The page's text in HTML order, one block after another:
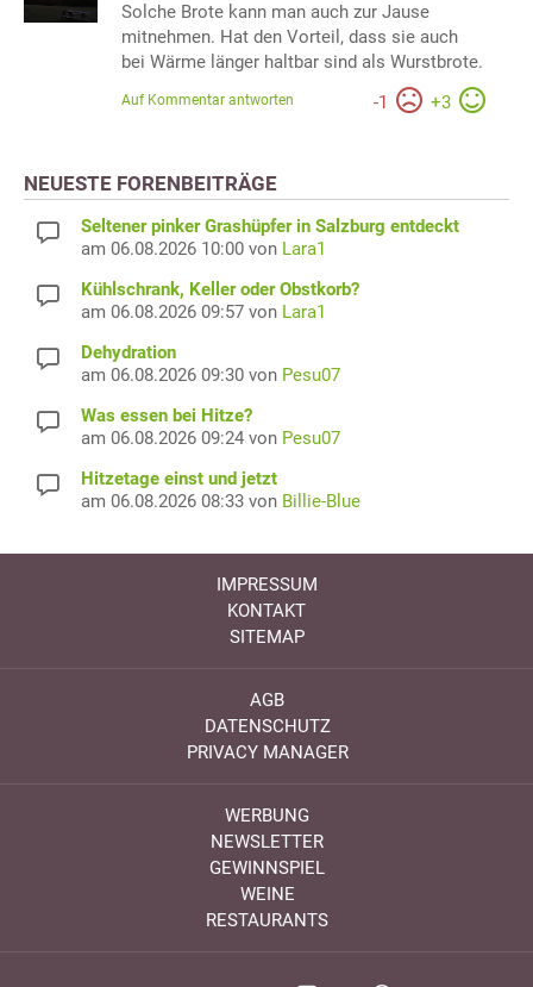
Solche Brote kann man auch zur Jause
mitnehmen. Hat den Vorteil, dass sie auch
bei Wärme länger haltbar sind als Wurstbrote.
-1 +3
Auf Kommentar antworten
NEUESTE FORENBEITRÄGE
Seltener pinker Grashüpfer in Salzburg entdeckt
am 06.08.2026 10:00 von Lara1
Kühlschrank, Keller oder Obstkorb?
am 06.08.2026 09:57 von Lara1
Dehydration
am 06.08.2026 09:30 von Pesu07
Was essen bei Hitze?
am 06.08.2026 09:24 von Pesu07
Hitzetage einst und jetzt
am 06.08.2026 08:33 von Billie-Blue
IMPRESSUM
KONTAKT
SITEMAP
AGB
DATENSCHUTZ
PRIVACY MANAGER
WERBUNG
NEWSLETTER
GEWINNSPIEL
WEINE
RESTAURANTS